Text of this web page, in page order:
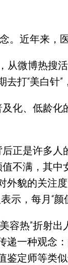
。近年来，
，从微博热
打“美白针
及化、低龄
正是许多
不满，其中
外貌的关注
示，每月“
容热”折射
递一种观念
鉴定师等类